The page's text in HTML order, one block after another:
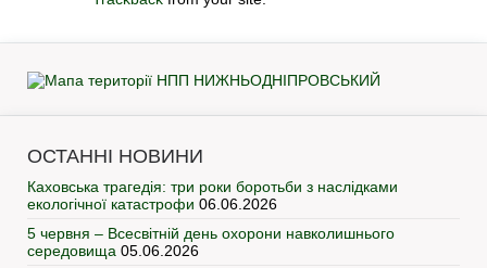
ОСТАННІ НОВИНИ
Каховська трагедія: три роки боротьби з наслідками
екологічної катастрофи 06.06.2026
5 червня – Всесвітній день охорони навколишнього
середовища 05.06.2026